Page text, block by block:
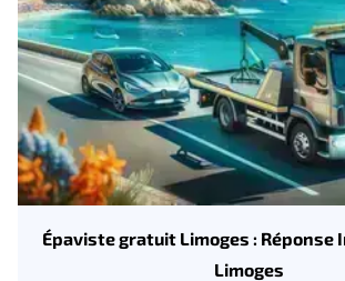
Épaviste gratuit Limoges : Réponse
Limoges